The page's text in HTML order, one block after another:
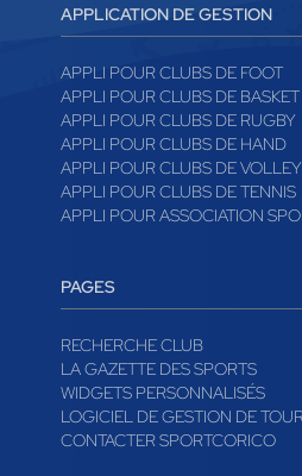
APPLICATION DE GESTION
APPLI POUR CLUBS DE FOOT
APPLI POUR CLUBS DE BASKET
APPLI POUR CLUBS DE RUGBY
APPLI POUR CLUBS DE HAND
APPLI POUR CLUBS DE VOLLEY
APPLI POUR CLUBS DE TENNIS
APPLI POUR ASSOCIATION
PAGES
RECHERCHE CLUB
LA GAZETTE DES SPORTS
WIDGETS PERSONNALISÉS
LOGICIEL DE GESTION DE
CONTACTER SPORTCORICO